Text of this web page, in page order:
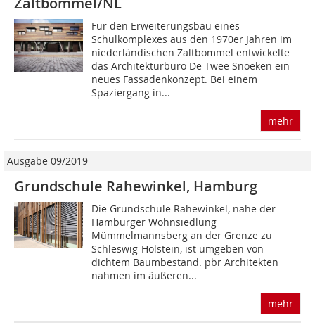
Für den Erweiterungsbau eines
Schulkomplexes aus den 1970er Jahren im
niederländischen Zaltbommel entwickelte
das Architekturbüro De Twee Snoeken ein
neues Fassadenkonzept. Bei einem
Spaziergang in...
mehr
Ausgabe 09/2019
Grundschule Rahewinkel, Hamburg
Die Grundschule Rahewinkel, nahe der
Hamburger Wohnsiedlung
Mümmelmannsberg an der Grenze zu
Schleswig-Holstein, ist umgeben von
dichtem Baumbestand. pbr Architekten
nahmen im äußeren...
mehr